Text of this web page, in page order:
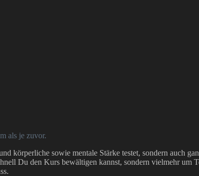
als je zuvor.
körperliche sowie mentale Stärke testet, sondern auch
Du den Kurs bewältigen kannst, sondern vielmehr um